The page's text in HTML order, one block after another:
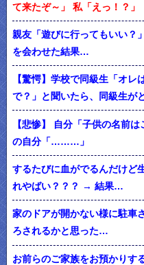
て来たぞ～」 私「えっ！？」
親友「遊びに行ってもいい？
を会わせた結果…
【驚愕】学校で同級生「オ
で？」と聞いたら、同級生が
【悲惨】 自分「子供の名前
の自分「………」
するたびに血がでるんだけど
れやばい？？？ → 結果…
家のドアが開かない様に駐車
ろされるかと思った…
お前らのご家族をお預かりす